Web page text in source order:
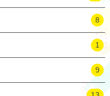
8
1
9